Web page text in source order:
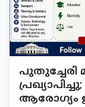
പുതുച്ചേരി
ആരോഗ്യം